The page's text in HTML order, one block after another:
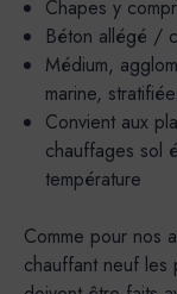
Chapes y
Béton allégé /
Médium,
marine,
Convient aux
chauffages sol
température
Comme pour nos
chauffant neuf les